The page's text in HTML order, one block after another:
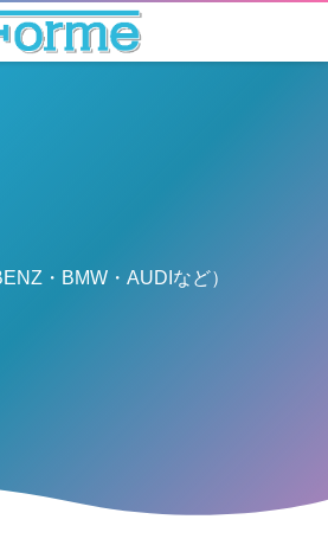
・BMW・AUDIなど）